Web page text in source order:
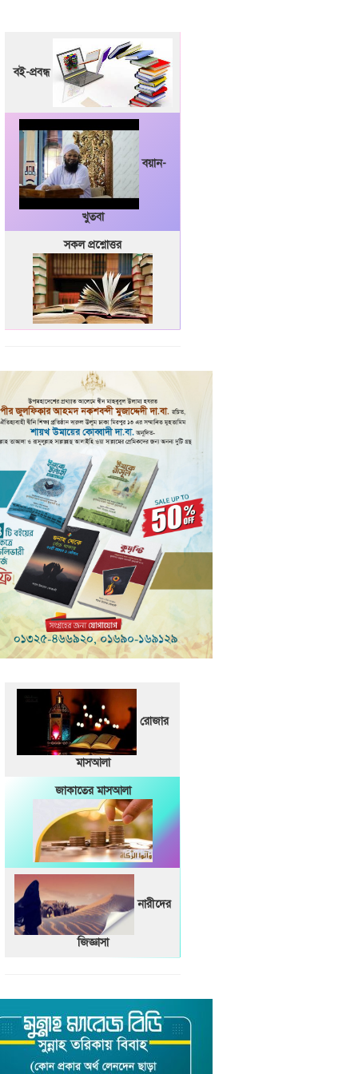
বই-প্রবন্ধ
বয়ান-
খুতবা
সকল প্রশ্নোত্তর
রোজার
মাসআলা
জাকাতের মাসআলা
নারীদের
জিজ্ঞাসা